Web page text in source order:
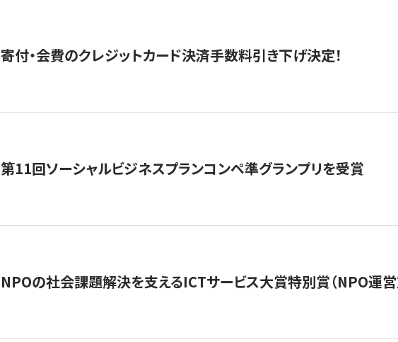
寄付・会費のクレジットカード決済手数料引き下げ決定！
第11回ソーシャルビジネスプランコンペ準グランプリを受賞
NPOの社会課題解決を支えるICTサービス大賞特別賞（NPO運